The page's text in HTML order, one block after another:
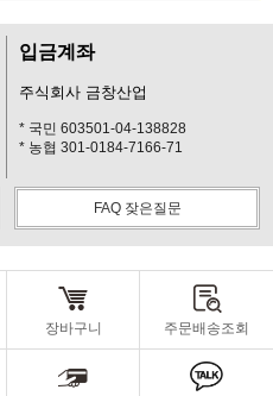
입금계좌
주식회사 금창산업
* 국민 603501-04-138828
* 농협 301-0184-7166-71
FAQ 잦은질문
장바구니 주문배송조회